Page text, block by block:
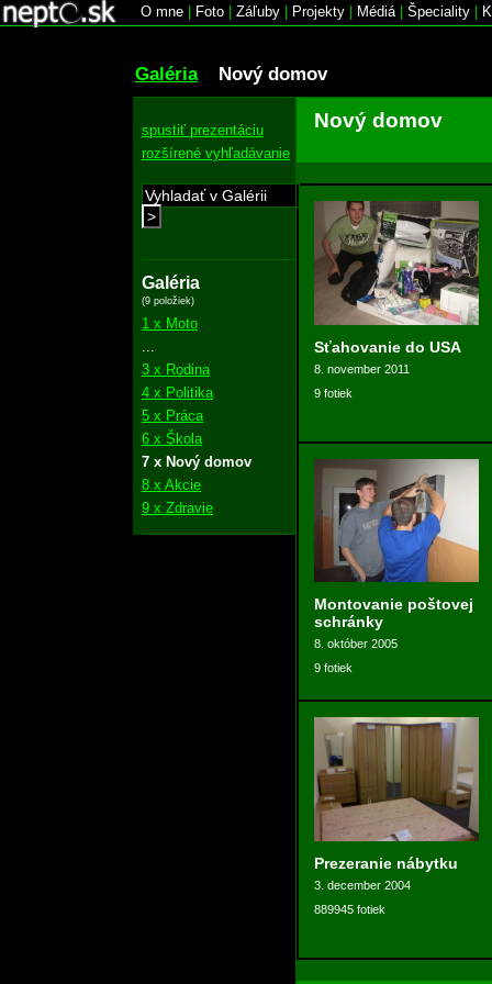
O mne Foto Záľuby Projekty Médiá| Špeciality
Galéria Nový domov
spustiť prezentáciu
rozšírené vyhľadávanie
>
Galéria
(9 položiek)
1 x Moto
3 x Rodina
4 x Politika
5 x Práca
6 x Škola
7 x Nový domov
8 x Akcie
9 x Zdravie
Nový domov
Sťahovanie do USA
8. november 2011
9 fotiek
Montovanie poštovej
schránky
8. október 2005
9 fotiek
Prezeranie nábytku
3. december 2004
889945 fotiek